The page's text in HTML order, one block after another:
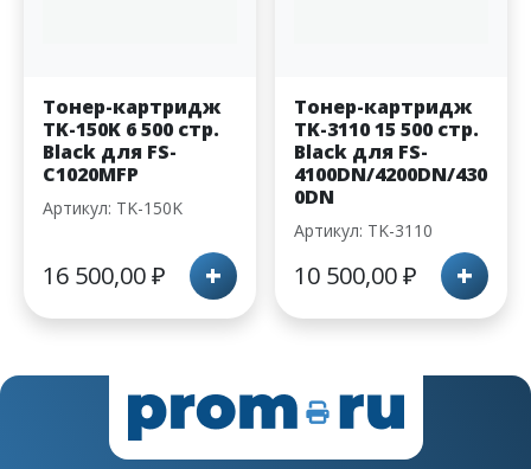
Тонер-картридж
TK-150K 6 500 стр.
Black для FS-
C1020MFP
Артикул: TK-150K
16 500,00₽ +
Тонер-картридж
TK-3110 15 500 стр.
Black для FS-
4100DN/4200DN/430
0DN
Артикул: TK-3110
10 500,00₽ +